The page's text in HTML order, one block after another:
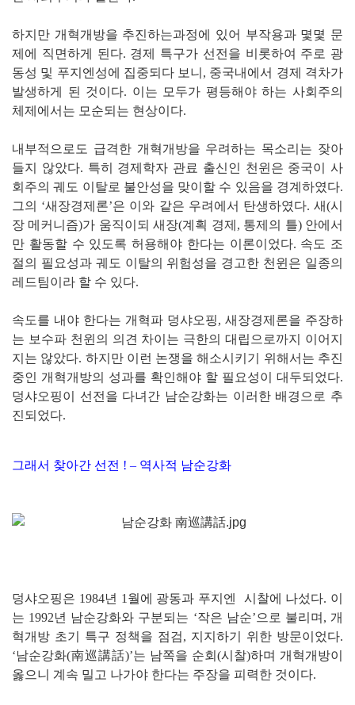
하지만 개혁개방을 추진하는과정에 있어 부작용과 몇몇 문
제에 직면하게 된다. 경제 특구가 선전을 비롯하여 주로 광
동성 및 푸지엔성에 집중되다 보니, 중국내에서 경제 격차가
발생하게 된 것이다. 이는 모두가 평등해야 하는 사회주의
체제에서는 모순되는 현상이다.
내부적으로도 급격한 개혁개방을 우려하는 목소리는 잦아
들지 않았다. 특히 경제학자 관료 출신인 천윈은 중국이 사
회주의 궤도 이탈로 불안성을 맞이할 수 있음을 경계하였다.
그의 ‘새장경제론’은 이와 같은 우려에서 탄생하였다. 새(시
장 메커니즘)가 움직이되 새장(계획 경제, 통제의 틀) 안에서
만 활동할 수 있도록 허용해야 한다는 이론이었다. 속도 조
절의 필요성과 궤도 이탈의 위험성을 경고한 천윈은 일종의
레드팀이라 할 수 있다.
속도를 내야 한다는 개혁파 덩샤오핑, 새장경제론을 주장하
는 보수파 천윈의 의견 차이는 극한의 대립으로까지 이어지
지는 않았다. 하지만 이런 논쟁을 해소시키기 위해서는 추진
중인 개혁개방의 성과를 확인해야 할 필요성이 대두되었다.
덩샤오핑이 선전을 다녀간 남순강화는 이러한 배경으로 추
진되었다.
그래서 찾아간 선전 ! – 역사적 남순강화
덩샤오핑은 1984년 1월에 광동과 푸지엔 시찰에 나섰다. 이
는 1992년 남순강화와 구분되는 ‘작은 남순’으로 불리며, 개
혁개방 초기 특구 정책을 점검, 지지하기 위한 방문이었다.
‘남순강화(南巡講話)’는 남쪽을 순회(시찰)하며 개혁개방이
옳으니 계속 밀고 나가야 한다는 주장을 피력한 것이다.